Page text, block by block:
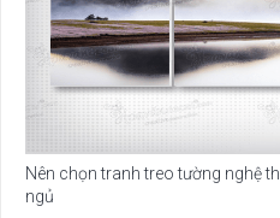
Nên chọn tranh treo tường nghệ
ngủ